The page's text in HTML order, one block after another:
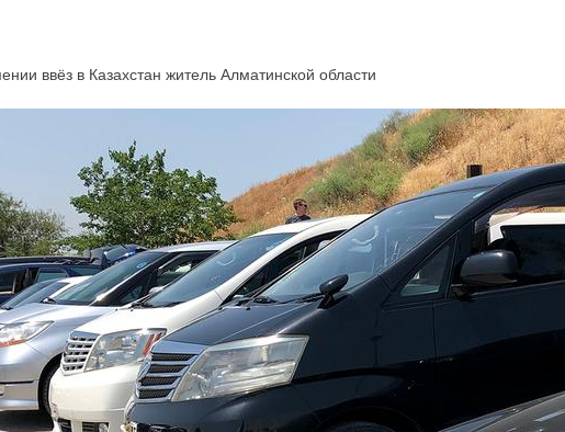
ввёз в Казахстан житель Алматинской области